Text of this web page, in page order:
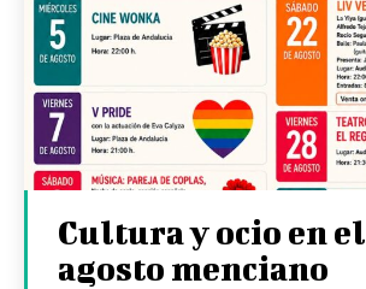
Cultura y ocio en el
agosto menciano